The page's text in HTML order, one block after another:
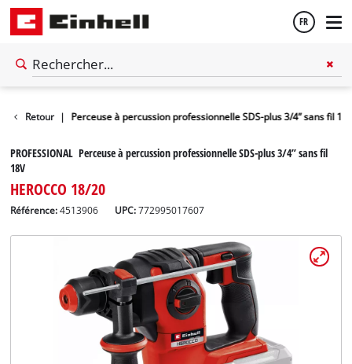
FR
Retour |
SDS-PLUS Perceuse à percussion professionnelle SDS-plus 3/4” sans fil
PROFESSIONAL Perceuse à percussion professionnelle SDS-plus 3/4” sans fil
18V
HEROCCO 18/20
Référence: 4513906 UPC:772995017607